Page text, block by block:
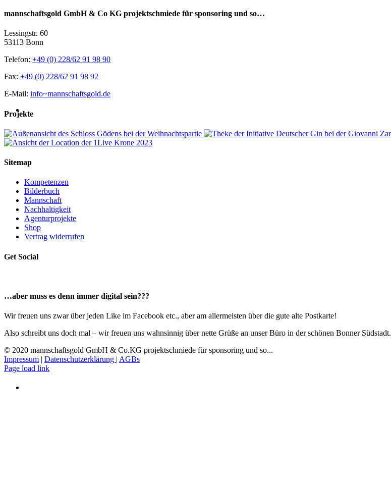
mannschaftsgold GmbH & Co KG projektschmiede für sponsoring und so…
Lessingstr. 60
53113 Bonn
Telefon: +49 (0) 228/62 91 98 90
Fax: +49 (0) 228/62 91 98 92
E-Mail: info~mannschaftsgold.de
Projekte
Sitemap
Kompetenzen
Bilderbuch
Mannschaft
Nachhaltigkeit
Agenturprojekte
Shop
Vertrag widerrufen
Get Social
…aber muss es denn immer digital sein???
Wir freuen uns zwar über jeden Like im Facebook etc., aber am allermeisten über die gute alte Postkarte!
Also schreibt uns doch mal – wir freuen uns wahnsinnig über nette Grüße an unser Büro in der schönen Bonner Südstadt.
© 2020 mannschaftsgold GmbH & Co.KG projektschmiede für sponsoring und so...
Impressum | Datenschutzerklärung | AGBs
Facebook
Instagram
LinkedIn
E-
Page load link
oben